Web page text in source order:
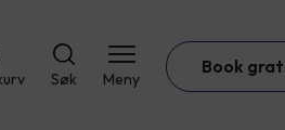
Søk Meny
Book